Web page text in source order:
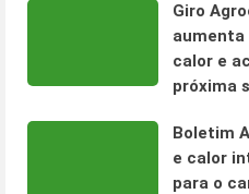
Giro
aumenta
calor e
próxima
Boletim
e calor
para o